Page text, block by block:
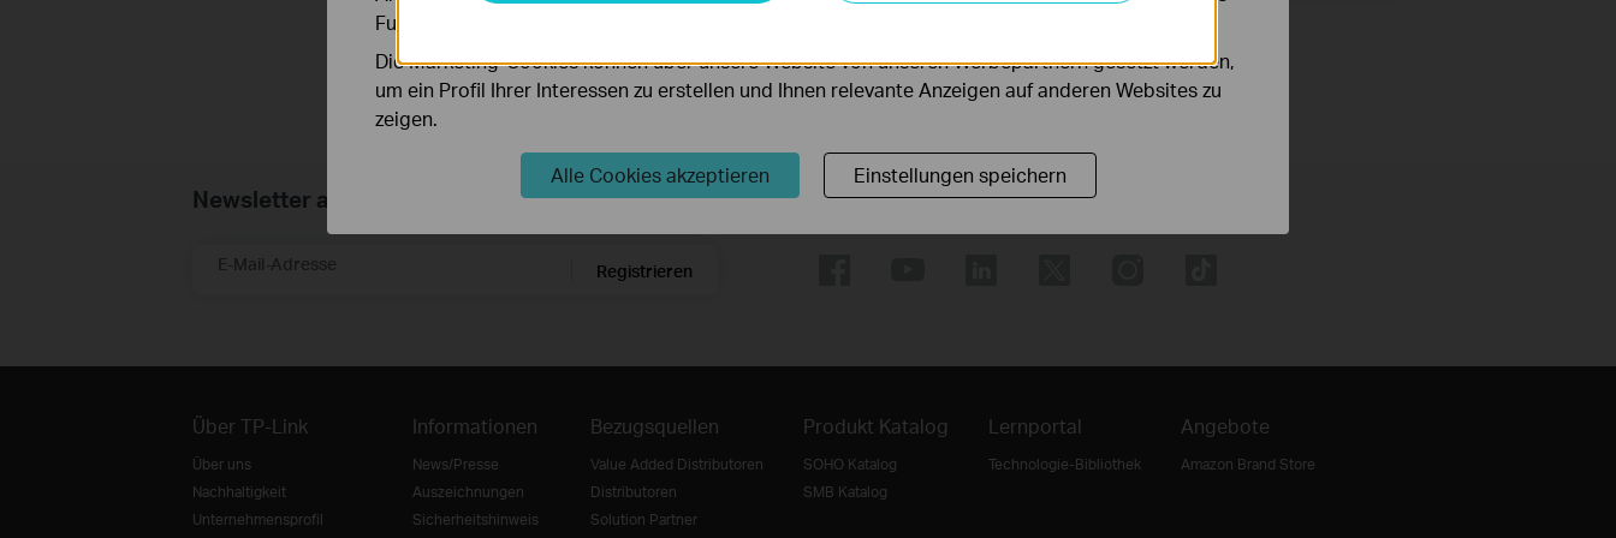
Newsletter abonnieren
E-Mail-Adresse Registrieren
Folge uns
Über TP-Link
Über uns
Nachhaltigkeit
Unternehmensprofil
Informationen
News/Presse
Auszeichnungen
Sicherheitshinweis
Bezugsquellen
Value Added Distributoren
Distributoren
Solution Partner
Produkt Katalog
SOHO Katalog
SMB Katalog
Lernportal
Technologie-Bibliothek
Angebote
Amazon Brand Store
Funktionsweise unserer Website zu verbessern und anzupassen.
Die Marketing-Cookies können über unsere Website von unseren Werbepartnern gesetzt werden,
um ein Profil Ihrer Interessen zu erstellen und Ihnen relevante Anzeigen auf anderen Websites zu
zeigen.
Alle Cookies akzeptieren Einstellungen speichern